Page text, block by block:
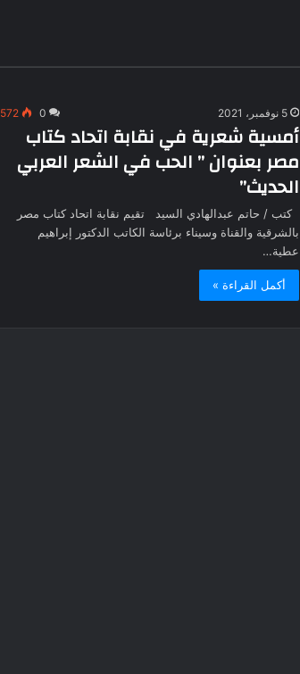
5 نوفمبر، 2021 0
572
أمسية شعرية في نقابة اتحاد كتاب
مصر بعنوان ” الحب في الشعر العربي
الحديث”
كتب / حاتم عبدالهادي السيد تقيم نقابة اتحاد كتاب مصر
بالشرقية والقناة وسيناء برئاسة الكاتب الدكتور إبراهيم
عطية…
أكمل القراءة »